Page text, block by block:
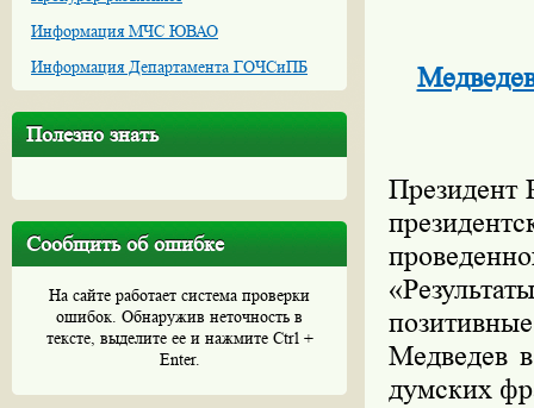
Информация МЧС ЮВАО
Информация Департамента ГОЧСиПБ
Полезно знать
Сообщить об ошибке
На сайте работает система проверки
ошибок. Обнаружив неточность в
тексте, выделите ее и нажмите Ctrl +
Enter.
Президент
Медведев
думских